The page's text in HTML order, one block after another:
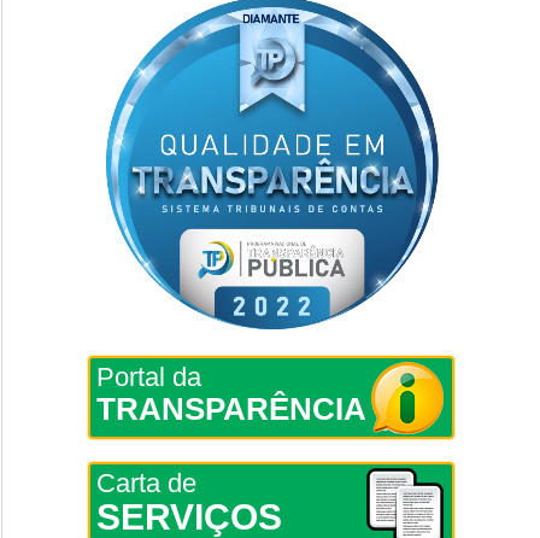
Portal da
TRANSPARÊNCIA
Carta de
SERVIÇOS